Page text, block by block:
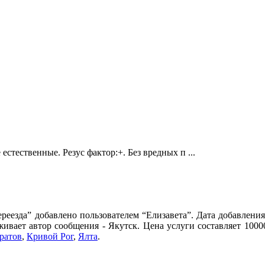
Резус фактор:+. Без вредных п ...
добавлено пользователем “Елизавета”. Дата
автор сообщения - Якутск. Цена услуги составляет
, Кривой Рог, Ялта.